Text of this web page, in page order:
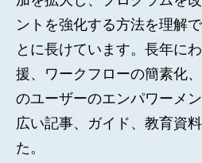
ントを強化する方法を理解
とに長けています。長年に
援、ワークフローの簡素化
のユーザーのエンパワーメ
広い記事、ガイド、教育資
た。